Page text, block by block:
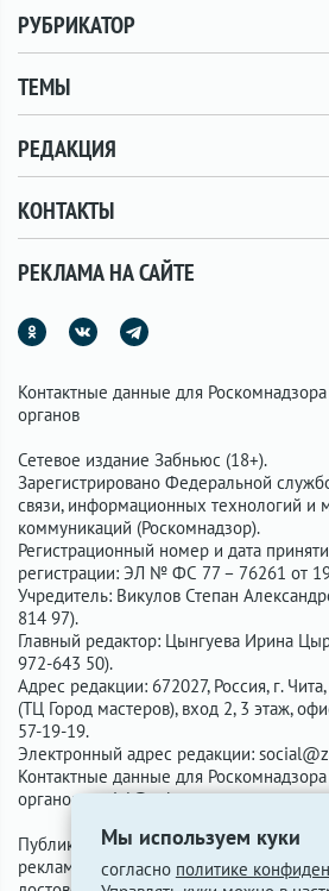
Мы используем куки
согласно политике
РУБРИКАТОР
ТЕМЫ
РЕДАКЦИЯ
КОНТАКТЫ
РЕКЛАМА НА САЙТЕ
Контактные данные для
органов
Сетевое издание Забньюс (18+).
Зарегистрировано Федеральной
связи, информационных технологий и
коммуникаций (Роскомнадзор).
Регистрационный номер и дата
регистрации: ЭЛ № ФС 77 – 76261 от
Учредитель: Викулов Степан
814 97).
Главный редактор: Цынгуева Ирина
972-643 50).
Адрес редакции: 672027, Россия, г.
(ТЦ Город мастеров), вход 2, 3 этаж,
57-19-19.
Электронный адрес редакции:
Контактные данные для
органов:
social@zabnews.ru.
Публикации с пометками «Реклама»,
рекламодателем. Редакция сайта не